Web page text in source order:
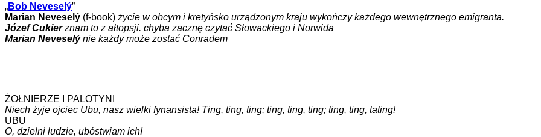
„Bob Neveselý”
Marian Neveselý (f-book) życie w obcym i kretyńsko urządzonym kraju wykończy każdego wewnętrznego emigranta.
Józef Cukierznam to z ałtopsji. chyba zacznę czytać Słowackiego i Norwida
Marian Neveselýnie każdy może zostać Conradem
ŻOŁNIERZE I PALOTYNI
Niech żyje ojciec Ubu, nasz wielki fynansista! Ting, ting, ting; ting, ting, ting; ting, ting, tating!
UBU
O, dzielni ludzie, ubóstwiam ich!